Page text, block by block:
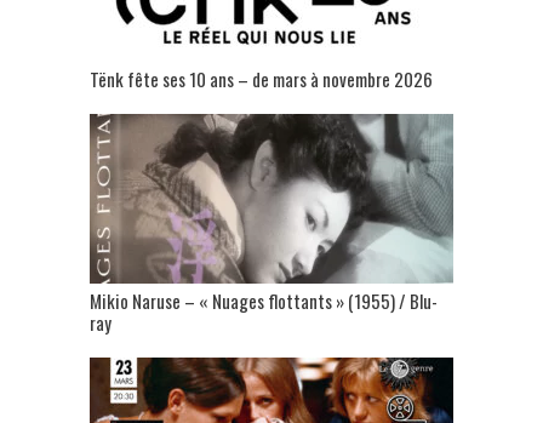
Tënk fête ses 10 ans – de mars à novembre 2026
Mikio Naruse – « Nuages flottants » (1955) / Blu-
ray